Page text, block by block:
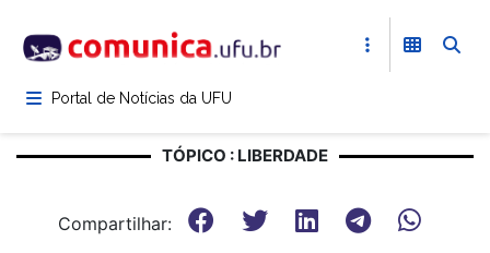
para
conteúdoPortal de Notícias da UFU
TÓPICO : LIBERDADE
Compartilhar: